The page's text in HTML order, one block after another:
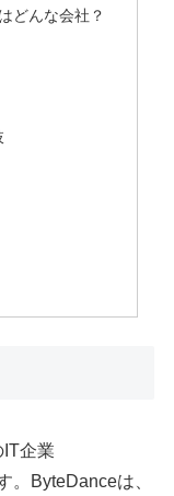
どんな会社？
企業
。ByteDanceは、